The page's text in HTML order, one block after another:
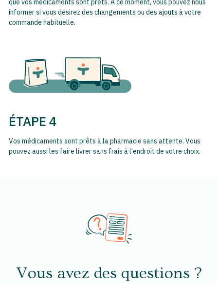
informer si vous désirez des changements ou des ajouts à votre
commande habituelle.
ÉTAPE 4
Vos médicaments sont prêts à la pharmacie sans attente. Vous
pouvez aussi les faire livrer sans frais à l'endroit de votre choix.
Vous avez des questions ?